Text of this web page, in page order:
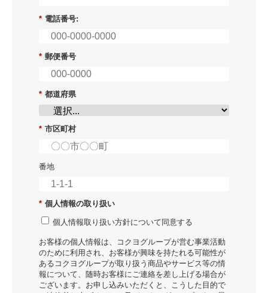
* 電話番号:
* 郵便番号
* 都道府県
* 市区町村
番地
* 個人情報の取り扱い
個人情報取り扱い方針について同意する
お客様の個人情報は、コクヨグループが営む事業活動
のために利用され、お客様が興味を持たれる可能性が
あるコクヨグループが取り扱う商品やサービス等の情
報について、随時お客様にご連絡を差し上げる場合が
ございます。お申し込みいただくと、こうした目的で